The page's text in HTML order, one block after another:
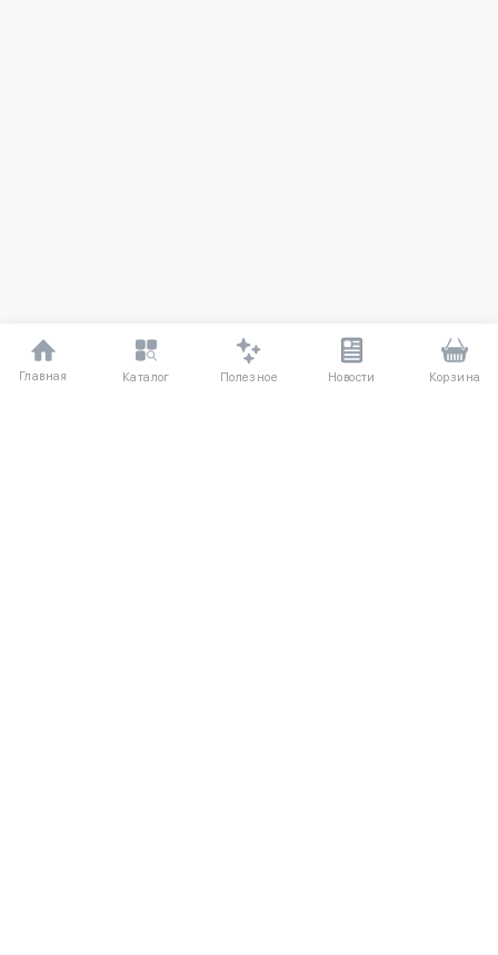
Главная Каталог Полезное Новости Корзина